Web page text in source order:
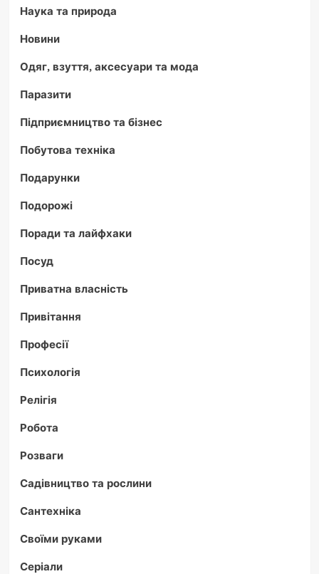
Наука та природа
Новини
Одяг, взуття, аксесуари та мода
Паразити
Підприємництво та бізнес
Побутова техніка
Подарунки
Подорожі
Поради та лайфхаки
Посуд
Приватна власність
Привітання
Професії
Психологія
Релігія
Робота
Розваги
Садівництво та рослини
Сантехніка
Своїми руками
Серіали